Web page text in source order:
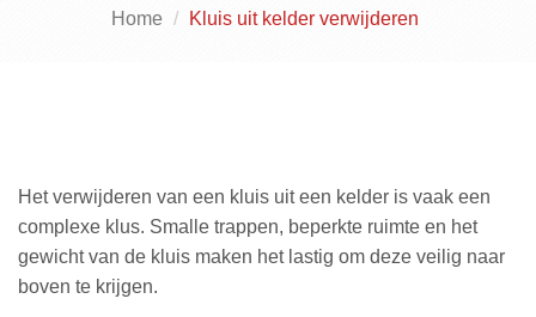
Home Kluis uit kelder verwijderen
Het verwijderen van een kluis uit een kelder is vaak een
complexe klus. Smalle trappen, beperkte ruimte en het
gewicht van de kluis maken het lastig om deze veilig naar
boven te krijgen.